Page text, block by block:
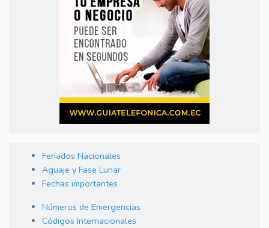
Feriados Nacionales
Aguaje y Fase Lunar
Fechas importantes
Números de Emergencias
Códigos Internacionales